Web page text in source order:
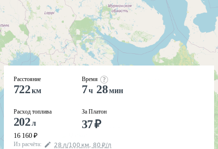
Расстояние
722км
Расход топлива
202л
16 160 ₽
Время
7ч 28мин
За Платон
37₽
Из расчёта: 28 л/100 км, 80 ₽/л